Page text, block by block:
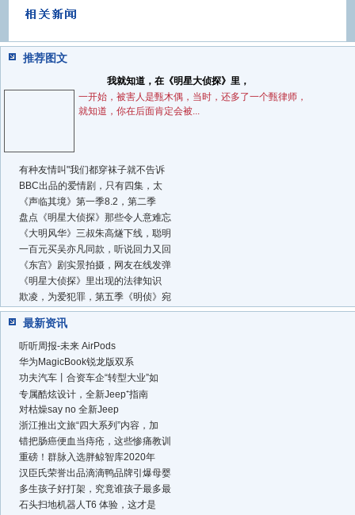
推荐图文
我就知道，在《明星大侦探》里，
一开始，被害人是甄木偶，当时，还多了一个甄律师，
就知道，你在后面肯定会被...
有种友情叫"我们都穿袜子就不告诉
BBC出品的爱情剧，只有四集，太
《声临其境》第一季8.2，第二季
盘点《明星大侦探》那些令人意难忘
《大明风华》三叔朱高燧下线，聪明
一百元买吴亦凡同款，听说回力又回
《东宫》剧实景拍摄，网友在线发弹
《明星大侦探》里出现的法律知识
欺凌，为爱犯罪，第五季《明侦》宛
最新资讯
听听周报-未来 AirPods
华为MagicBook锐龙版双系
功夫汽车丨合资车企“转型大业”如
专属酷炫设计，全新Jeep⁺指南
对枯燥say no 全新Jeep
浙江推出文旅“四大系列”内容，加
错把肠癌便血当痔疮，这些惨痛教训
重磅！群脉入选胖鲸智库2020年
汉臣氏荣誉出品滴滴鸭品牌引爆母婴
多生孩子好打架，究竟谁孩子最多最
石头扫地机器人T6 体验，这才是